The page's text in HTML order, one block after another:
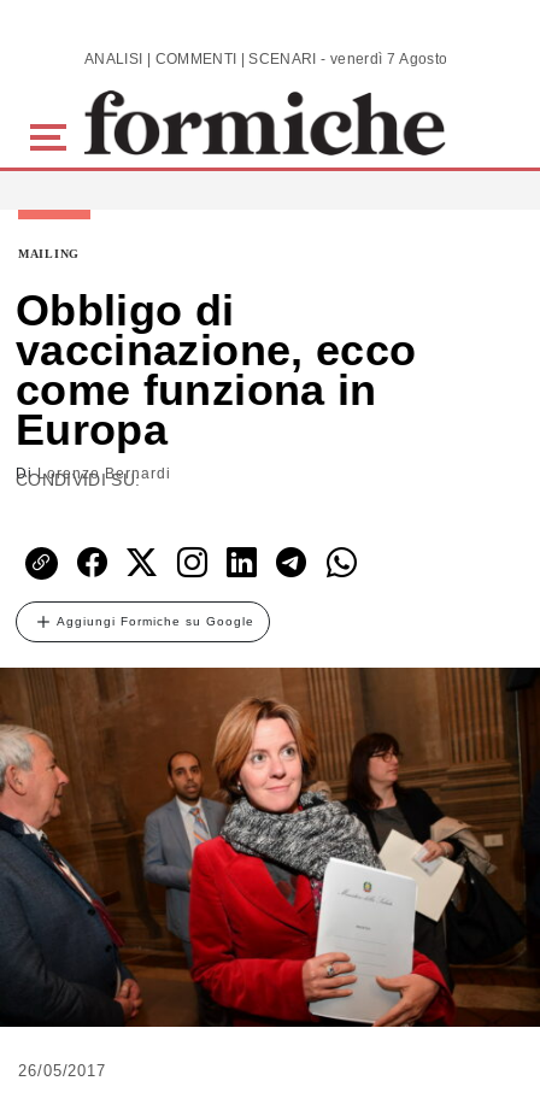
Skip to main content ANALISI | COMMENTI | SCENARI - venerdì 7 Agosto 2026
MAILING
Obbligo di
vaccinazione, ecco
come funziona in
Europa
DiLorenzo Bernardi
CONDIVIDI SU:
Aggiungi Formiche su Google
26/05/2017